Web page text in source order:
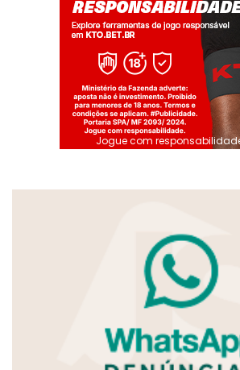
Jogue com